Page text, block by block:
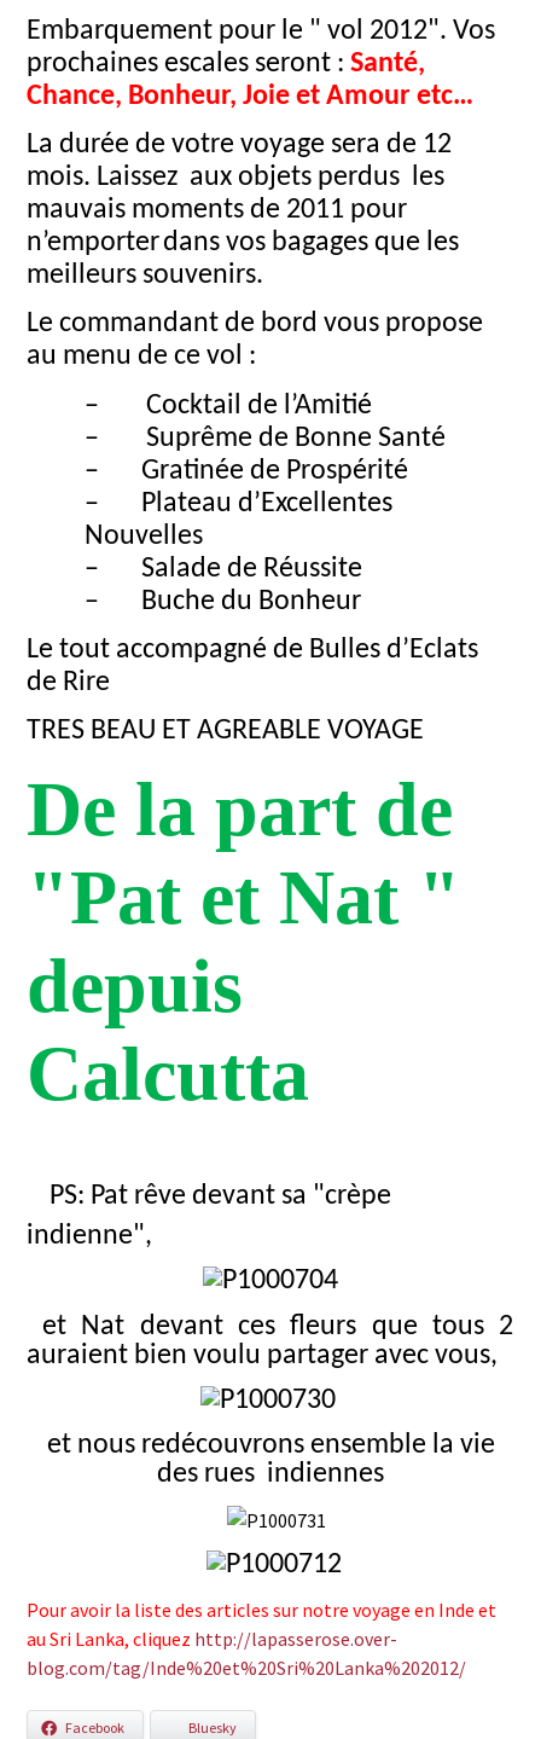
Embarquement pour le " vol 2012". Vos
prochaines escales seront :Santé,
Chance, Bonheur, Joie et Amour etc…
La durée de votre voyage sera de 12
mois. Laissez aux objets perdus les
mauvais moments de 2011 pour
n’emporterdans vos bagages que les
meilleurs souvenirs.
Le commandant de bord vous propose
au menu de ce vol :
–
Cocktail de l’Amitié
–
Suprême de Bonne Santé
–
Gratinée de Prospérité
–
Plateau d’Excellentes
Nouvelles
–
Salade de Réussite
–
Buche du Bonheur
Le tout accompagné de Bulles d’Eclats
de Rire
TRES BEAU ET AGREABLE VOYAGE
De la part de
"Pat et Nat "
depuis
Calcutta
PS: Pat rêve devant sa "crèpe
indienne",
et Nat devant ces fleurs que tous 2
auraient bien voulu partager avec vous,
et nous redécouvrons ensemble la vie
des rues indiennes
Pour avoir la liste des articles sur notre voyage en Inde et
au Sri Lanka, cliquez http://lapasserose.over-
blog.com/tag/Inde%20et%20Sri%20Lanka%202012/
Facebook Bluesky